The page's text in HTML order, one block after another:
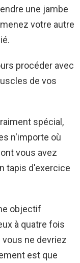
une jambe
votre autre
procéder avec
de vos
spécial,
n'importe où
vous avez
tapis d'exercice
objectif
à quatre fois
vous ne devriez
est que